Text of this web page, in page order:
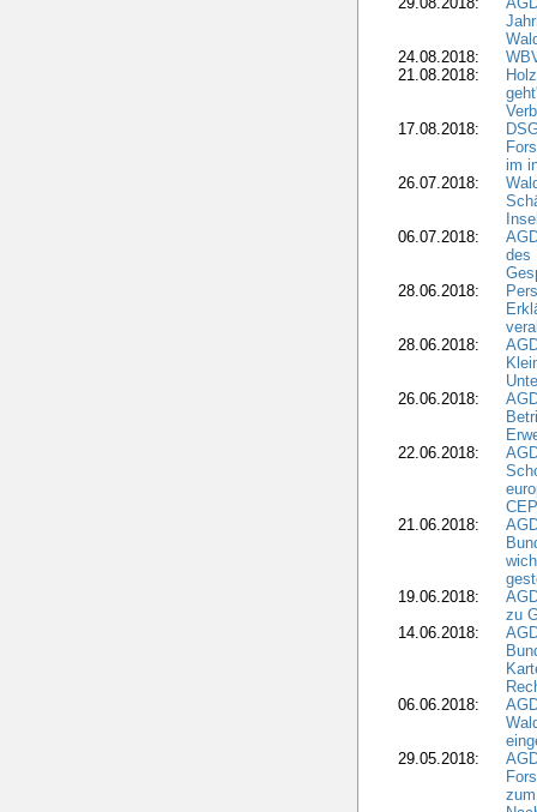
24.08.2018:
21.08.2018:
17.08.2018:
im
26.07.2018:
06.07.2018:
des
28.06.2018:
28.06.2018:
26.06.2018:
22.06.2018:
21.06.2018:
19.06.2018:
zu
14.06.2018:
06.06.2018:
29.05.2018: